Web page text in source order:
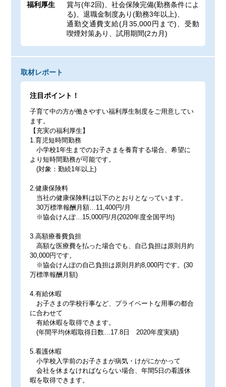
福利厚生
賞与(年2回)、社会保険完備(勤務条件によ
る)、退職金制度あり(勤務3年以上)、
通勤交通費支給(月35,000円まで)、受動
喫煙対策あり、試用期間(2カ月)
取材レポート
注目ポイント！
子育て中の方が働きやすい福利厚生制度をご用意してい
ます。
【充実の福利厚生】
1.育児短時間勤務
小学校1年生までのお子さまを養育する場合、希望に
より短時間勤務が可能です。
(対象：勤続1年以上)
2.健康保険料
当社の健康保険料は以下のとおりとなっています。
30万標準報酬月額…11,400円/月
※協会けんぽ…15,000円/月(2020年度全国平均)
3.高額療養費負担
高額な医療費を払った場合でも、自己負担は原則月約
30,000円です。
※協会けんぽの自己負担は原則月約8,000円です。(30
万標準報酬月額)
4.有給休暇
お子さまの学校行事など、プライベートな用事の都合
に合わせて
有給休暇を取得できます。
(年間平均休暇取得日数…17.8日 2020年度実績)
5.看護休暇
小学校入学前のお子さまが病気・けがにかかって
会社を休まなければならない場合、年間5日の看護休
暇を取得できます。